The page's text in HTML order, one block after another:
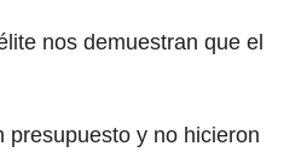
nos demuestran que el
presupuesto y no hicieron